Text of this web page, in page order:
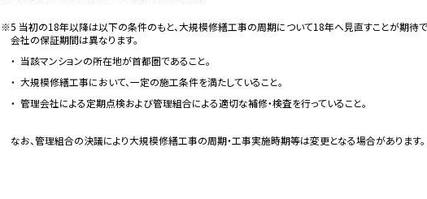
5 当初の18年以降は以下の条件のもと、大規模修繕工事の周期について18年へ見直すことが期待で
会社の保証期間は異なります。
当該マンションの所在地が首都圏であること。
大規模修繕工事において、一定の施工条件を満たしていること。
管理会社による定期点検および管理組合による適切な補修・検査を行っていること。
なお、管理組合の決議により大規模修繕工事の周期・工事実施時期等は変更となる場合があります。